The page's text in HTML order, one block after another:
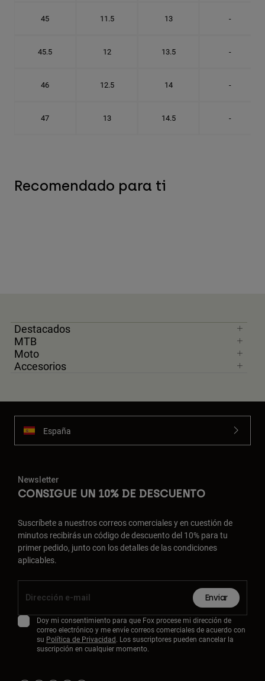
45 11.5 13 -
45.5 12 13.5 -
46 12.5 14 -
47 13 14.5 -
Recomendado para ti
Destacados
MTB
Moto
Accesorios
España
Newsletter
CONSIGUE UN 10% DE DESCUENTO
Suscríbete a nuestros correos comerciales y en cuestión de
minutos recibirás un código de descuento del 10% para tu
primer pedido, junto con los detalles de las condiciones
aplicables.
Enviar
Doy mi consentimiento para que Fox procese mi dirección de
correo electrónico y me envíe correos comerciales de acuerdo con
su Política de Privacidad. Los suscriptores pueden cancelar la
suscripción en cualquier momento.